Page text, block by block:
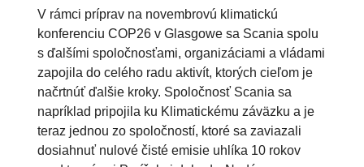
V rámci príprav na novembrovú klimatickú
konferenciu COP26 v Glasgowe sa Scania spolu
s ďalšími spoločnosťami, organizáciami a vládami
zapojila do celého radu aktivít, ktorých cieľom je
načrtnúť ďalšie kroky. Spoločnosť Scania sa
napríklad pripojila ku Klimatickému záväzku a je
teraz jednou zo spoločností, ktoré sa zaviazali
dosiahnuť nulové čisté emisie uhlíka 10 rokov